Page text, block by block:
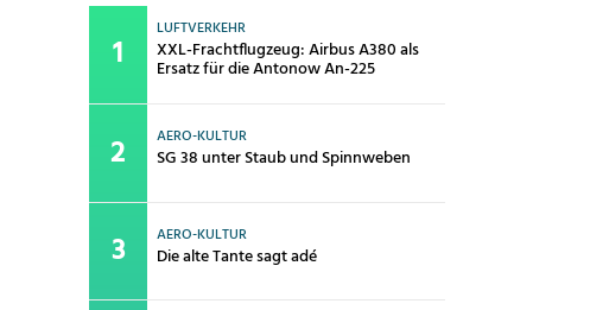
LUFTVERKEHR
XXL-Frachtflugzeug: Airbus A380 als
Ersatz für die Antonow An-225
AERO-KULTUR
SG 38 unter Staub und Spinnweben
AERO-KULTUR
Die alte Tante sagt adé